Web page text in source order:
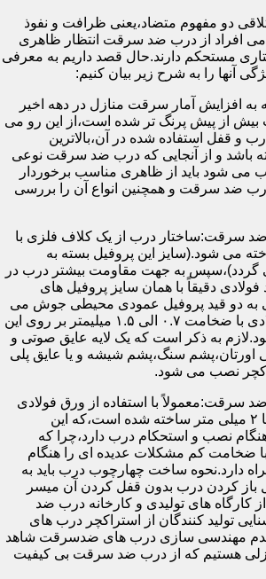
دو مفهوم متضاد،یعنی ظرافت و نفوذ
افراد از درب ضد سرقت انتظار ظاهری
مستحکم دارند.حال قصد داریم به معرفی
آنها را به شرح زیر بیان کنیم:
افزایش آمار سرقت منازل در دهه اخیر
از پیش پرنگ تر شده است،از این رو می
قفل استفاده شده در آن،بالاترین
باشد و از آنجایی که درب ضد سرقت نوعی
شود باید از ظاهری مناسب برخوردار
درب ضد سرقت و همچنین انواع آن را بررسی
ضد سرقت:ساختار درب از یک کلاف فلزی با
می شود.(سایز این پروفیل بسته به
به جهت مقاومت بیشتر درب در
خمش،۳ الی ۴ قید فولادی دقیقاً با همان سایز پروفیل های
دو قید پروفیل عمودی محیطی جوش می
شود و در انتها ورق فولادی با ضخامت ۰.۷ الی ۱.۵ میلیمتر بر روی این
به ذکر است که یک لایه عایق صوتی و
اورتان،پشم سنگ،پشم شیشه و یا عایق پلی
نصب می شود.
سرقت:معمولاً با استفاده از ورق فولادی
ST۳۷ به ضخامت ۱.۵ تا ۲ میلی متر ساخته شده است،که این
نصب و استحکام درب دارد،چرا که
ضخامت کم مشکلات عدیده ای را هنگام
دارد.نحوه ساخت چهارچوب درب باید به
باز کردن درب بدون قفل کردن آن میسر
کارگاه های تولیدی و کارخانه درب ضد
تولید کنندگان از استراکچر درب های
مهندسی سازی درب های ضدسرقت شاهد
هستیم که از درب ضد سرقت بی کیفیت